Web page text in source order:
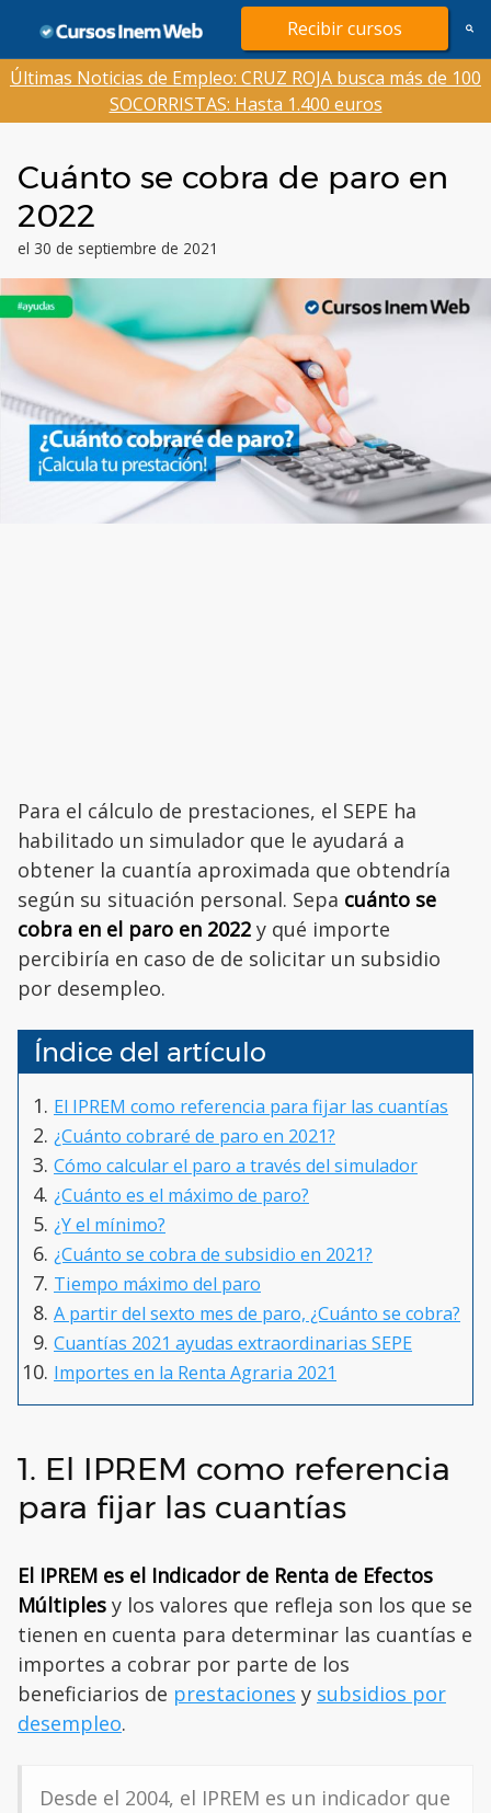
contenido
Recibir cursos
Últimas Noticias de Empleo: CRUZ ROJA busca más de 100
SOCORRISTAS: Hasta 1.400 euros
Cuánto se cobra de paro en
2022
el 30 de septiembre de 2021
Para el cálculo de prestaciones, el SEPE ha
habilitado un simulador que le ayudará a
obtener la cuantía aproximada que obtendría
según su situación personal. Sepa cuánto se
cobra en el paro en 2022 y qué importe
percibiría en caso de de solicitar un subsidio
por desempleo.
Índice del artículo
El IPREM como referencia para fijar las cuantías
¿Cuánto cobraré de paro en 2021?
Cómo calcular el paro a través del simulador
¿Cuánto es el máximo de paro?
¿Y el mínimo?
¿Cuánto se cobra de subsidio en 2021?
Tiempo máximo del paro
A partir del sexto mes de paro, ¿Cuánto se cobra?
Cuantías 2021 ayudas extraordinarias SEPE
Importes en la Renta Agraria 2021
1. El IPREM como referencia
para fijar las cuantías
El IPREM es el Indicador de Renta de Efectos
Múltiples y los valores que refleja son los que se
tienen en cuenta para determinar las cuantías e
importes a cobrar por parte de los
beneficiarios de prestaciones y subsidios por
desempleo.
Desde el 2004, el IPREM es un indicador que